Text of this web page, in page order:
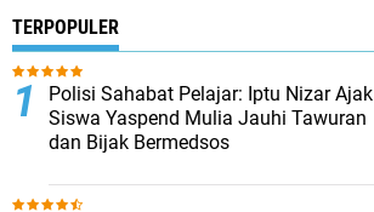
TERPOPULER
Polisi Sahabat Pelajar: Iptu Nizar Ajak
Siswa Yaspend Mulia Jauhi Tawuran
dan Bijak Bermedsos